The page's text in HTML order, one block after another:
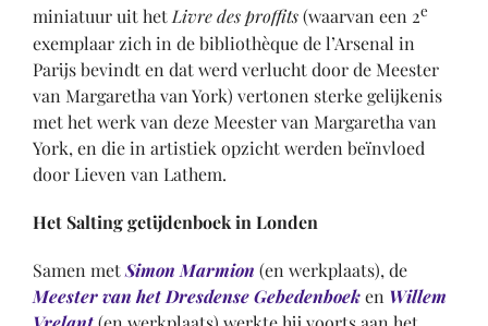
miniatuur uit hetLivre des proffits(waarvan een 2e
exemplaar zich in de bibliothèque de l’Arsenal in
Parijs bevindt en dat werd verlucht door de Meester
van Margaretha van York) vertonen sterke gelijkenis
met het werk van deze Meester van Margaretha van
York, en die in artistiek opzicht werden beïnvloed
door Lieven van Lathem.
Het Salting getijdenboek in Londen
Samen metSimon Marmion (en werkplaats), de
Meester van het Dresdense Gebedenboeken Willem